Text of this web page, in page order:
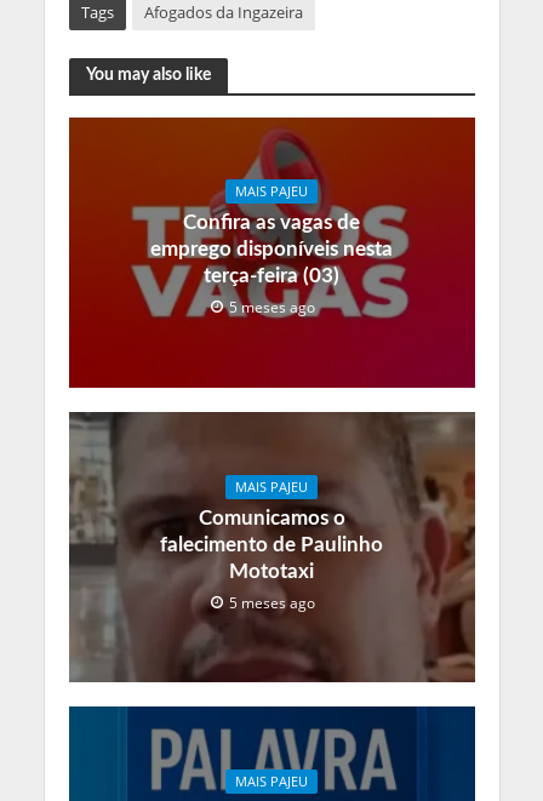
Tags Afogados da Ingazeira
You may also like
MAIS PAJEU
Confira as vagas de
emprego disponíveis nesta
terça-feira (03)
5 meses ago
MAIS PAJEU
Comunicamos o
falecimento de Paulinho
Mototaxi
5 meses ago
MAIS PAJEU